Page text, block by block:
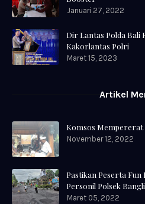
Januari 27, 2022
Dir Lantas Polda Bali
Kakorlantas Polri
Maret 15, 2023
Artikel
Komsos Mempererat
November 12, 2022
Pastikan Peserta
Personil Polsek
Maret 05, 2022